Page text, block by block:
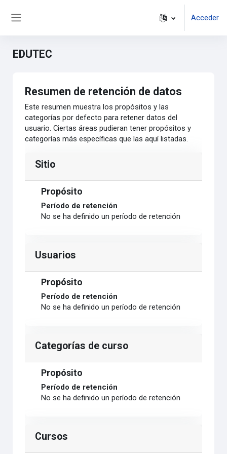
Acceder
EDUTEC
Resumen de retención de datos
Este resumen muestra los propósitos y las
categorías por defecto para retener datos del
usuario. Ciertas áreas pudieran tener propósitos y
categorías más específicas que las aquí listadas.
Sitio
Propósito
Período de retención
No se ha definido un período de retención
Usuarios
Propósito
Período de retención
No se ha definido un período de retención
Categorías de curso
Propósito
Período de retención
No se ha definido un período de retención
Cursos